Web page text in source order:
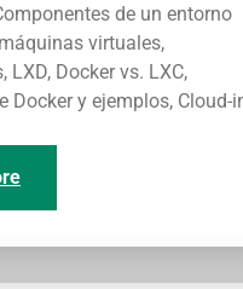
de un entorno
virtuales,
LXD, Docker vs. LXC,
Docker y ejemplos, Cloud-